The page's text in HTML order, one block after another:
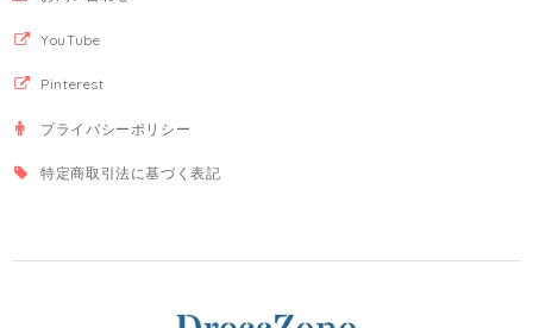
YouTube
Pinterest
プライバシーポリシー
特定商取引法に基づく表記